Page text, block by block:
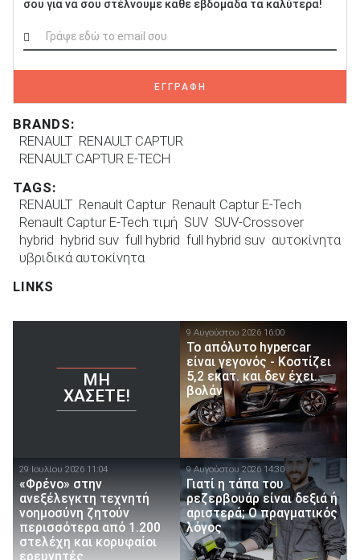
σου για να σου στέλνουμε κάθε εβδομάδα τα καλύτερα!
ΕΓΓΡΑΦΗ
BRANDS:
RENAULT RENAULT CAPTUR
RENAULT CAPTUR E-TECH
TAGS:
RENAULT Renault Captur Renault Captur E-Tech
Renault Captur E-Tech τιμή SUV SUV-Crossover
hybrid hybrid suv full hybrid full hybrid suv αυτοκίνητα
υβριδικά αυτοκίνητα
LINKS
ΜΗ
ΧΆΣΕΤΕ!
9 Αυγούστου 2026 16:00
Το απόλυτο hypercar
είναι γεγονός - Κοστίζει
5,2 εκατ. και δεν έχει...
βολάν
29 Ιουλίου 2026 11:04
«Φρένο» στην
ανεξέλεγκτη τεχνητή
νοημοσύνη ζητούν
περισσότερα από 1.200
στελέχη και κορυφαίοι
ερευνητές
9 Αυγούστου 2026 14:30
Γιατί η τάπα του
ρεζερβουάρ είναι δεξιά ή
αριστερά; Ο πραγματικός
λόγος